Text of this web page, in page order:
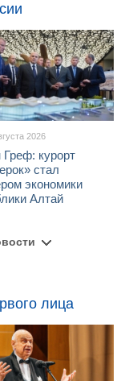
2026
Греф: курорт
стал
экономики
Алтай
лица